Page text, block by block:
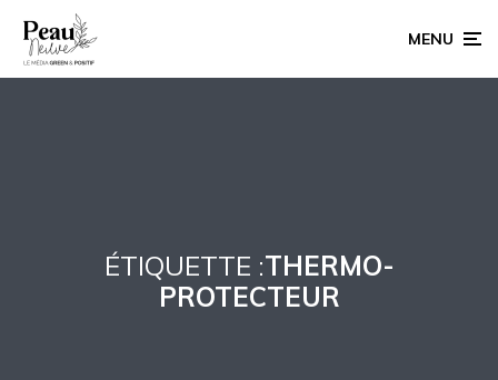
MENU
ÉTIQUETTE :THERMO-
PROTECTEUR